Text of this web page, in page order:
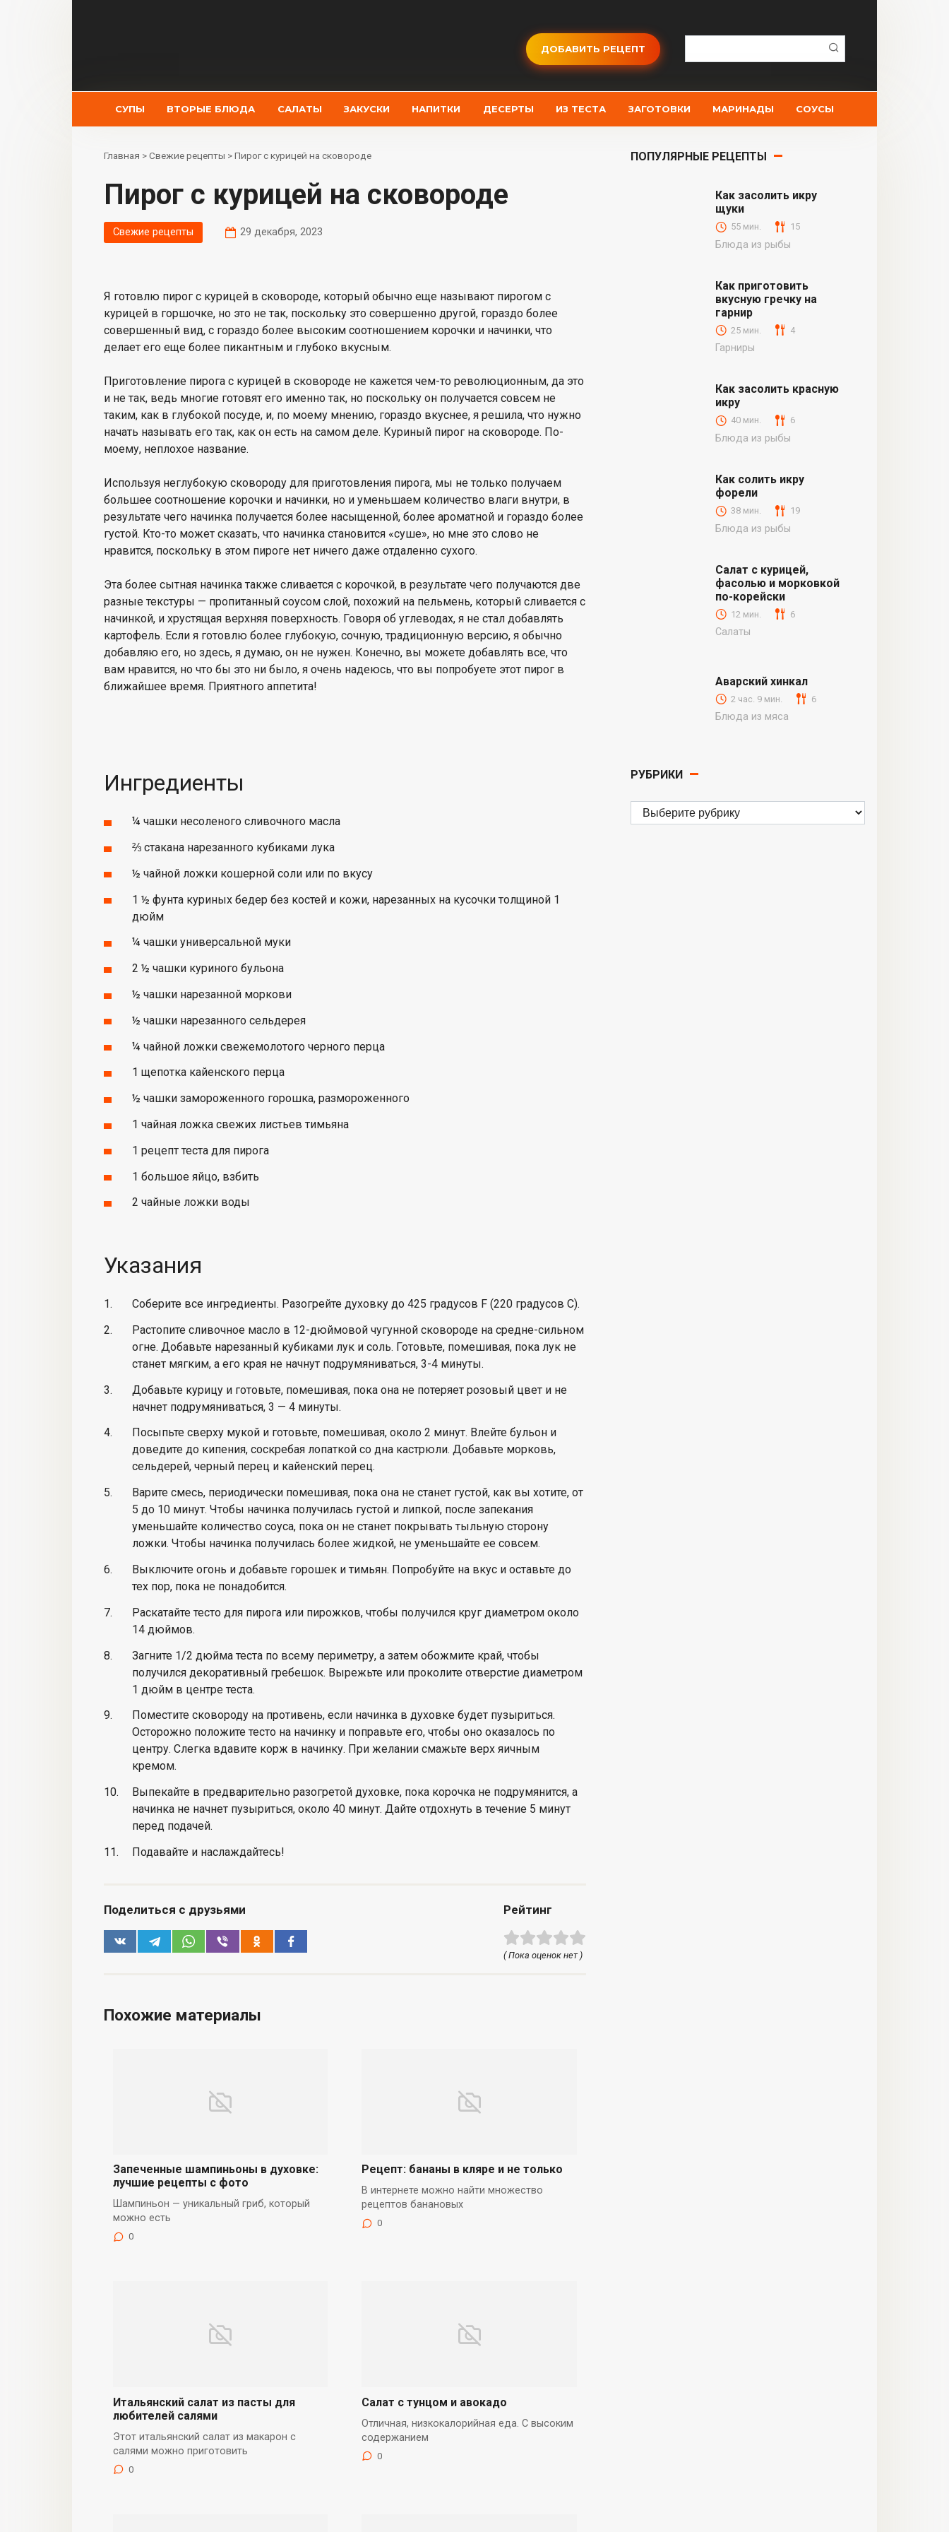
ДОБАВИТЬ РЕЦЕПТ
СУПЫ ВТОРЫЕ БЛЮДА САЛАТЫ ЗАКУСКИ НАПИТКИ ДЕСЕРТЫ ИЗ ТЕСТА ЗАГОТОВКИ МАРИНАДЫ СОУСЫ
Главная >Свежие рецепты >Пирог с курицей на сковороде
Пирог с курицей на сковороде
Свежие рецепты 29 декабря, 2023
Я готовлю пирог с курицей в сковороде, который обычно еще называют пирогом с
курицей в горшочке, но это не так, поскольку это совершенно другой, гораздо более
совершенный вид, с гораздо более высоким соотношением корочки и начинки, что
делает его еще более пикантным и глубоко вкусным.
Приготовление пирога с курицей в сковороде не кажется чем-то революционным, да это
и не так, ведь многие готовят его именно так, но поскольку он получается совсем не
таким, как в глубокой посуде, и, по моему мнению, гораздо вкуснее, я решила, что нужно
начать называть его так, как он есть на самом деле. Куриный пирог на сковороде. По-
моему, неплохое название.
Используя неглубокую сковороду для приготовления пирога, мы не только получаем
большее соотношение корочки и начинки, но и уменьшаем количество влаги внутри, в
результате чего начинка получается более насыщенной, более ароматной и гораздо более
густой. Кто-то может сказать, что начинка становится «суше», но мне это слово не
нравится, поскольку в этом пироге нет ничего даже отдаленно сухого.
Эта более сытная начинка также сливается с корочкой, в результате чего получаются две
разные текстуры — пропитанный соусом слой, похожий на пельмень, который сливается с
начинкой, и хрустящая верхняя поверхность. Говоря об углеводах, я не стал добавлять
картофель. Если я готовлю более глубокую, сочную, традиционную версию, я обычно
добавляю его, но здесь, я думаю, он не нужен. Конечно, вы можете добавлять все, что
вам нравится, но что бы это ни было, я очень надеюсь, что вы попробуете этот пирог в
ближайшее время. Приятного аппетита!
Ингредиенты
¼ чашки несоленого сливочного масла
⅔ стакана нарезанного кубиками лука
½ чайной ложки кошерной соли или по вкусу
1 ½ фунта куриных бедер без костей и кожи, нарезанных на кусочки толщиной 1
дюйм
¼ чашки универсальной муки
2 ½ чашки куриного бульона
½ чашки нарезанной моркови
½ чашки нарезанного сельдерея
¼ чайной ложки свежемолотого черного перца
1 щепотка кайенского перца
½ чашки замороженного горошка, размороженного
1 чайная ложка свежих листьев тимьяна
1 рецепт теста для пирога
1 большое яйцо, взбить
2 чайные ложки воды
Указания
Соберите все ингредиенты. Разогрейте духовку до 425 градусов F (220 градусов C).
Растопите сливочное масло в 12-дюймовой чугунной сковороде на средне-сильном
огне. Добавьте нарезанный кубиками лук и соль. Готовьте, помешивая, пока лук не
станет мягким, а его края не начнут подрумяниваться, 3-4 минуты.
Добавьте курицу и готовьте, помешивая, пока она не потеряет розовый цвет и не
начнет подрумяниваться, 3 — 4 минуты.
Посыпьте сверху мукой и готовьте, помешивая, около 2 минут. Влейте бульон и
доведите до кипения, соскребая лопаткой со дна кастрюли. Добавьте морковь,
сельдерей, черный перец и кайенский перец.
Варите смесь, периодически помешивая, пока она не станет густой, как вы хотите, от
5 до 10 минут. Чтобы начинка получилась густой и липкой, после запекания
уменьшайте количество соуса, пока он не станет покрывать тыльную сторону
ложки. Чтобы начинка получилась более жидкой, не уменьшайте ее совсем.
Выключите огонь и добавьте горошек и тимьян. Попробуйте на вкус и оставьте до
тех пор, пока не понадобится.
Раскатайте тесто для пирога или пирожков, чтобы получился круг диаметром около
14 дюймов.
Загните 1/2 дюйма теста по всему периметру, а затем обожмите край, чтобы
получился декоративный гребешок. Вырежьте или проколите отверстие диаметром
1 дюйм в центре теста.
Поместите сковороду на противень, если начинка в духовке будет пузыриться.
Осторожно положите тесто на начинку и поправьте его, чтобы оно оказалось по
центру. Слегка вдавите корж в начинку. При желании смажьте верх яичным
кремом.
Выпекайте в предварительно разогретой духовке, пока корочка не подрумянится, а
начинка не начнет пузыриться, около 40 минут. Дайте отдохнуть в течение 5 минут
перед подачей.
Подавайте и наслаждайтесь!
Поделиться с друзьями Рейтинг
( Пока оценок нет )
Похожие материалы
Запеченные шампиньоны в духовке:
лучшие рецепты с фото
Шампиньон — уникальный гриб, который
можно есть
0
Рецепт: бананы в кляре и не только
В интернете можно найти множество
рецептов банановых
0
Итальянский салат из пасты для
любителей салями
Этот итальянский салат из макарон с
салями можно приготовить
0
Салат с тунцом и авокадо
Отличная, низкокалорийная еда. С высоким
содержанием
0
ПОПУЛЯРНЫЕ РЕЦЕПТЫ
Как засолить икру
щуки
55 мин. 15
Блюда из рыбы
Как приготовить
вкусную гречку на
гарнир
25 мин. 4
Гарниры
Как засолить красную
икру
40 мин. 6
Блюда из рыбы
Как солить икру
форели
38 мин. 19
Блюда из рыбы
Салат с курицей,
фасолью и морковкой
по-корейски
12 мин. 6
Салаты
Аварский хинкал
2 час. 9 мин. 6
Блюда из мяса
РУБРИКИ
Рубрики